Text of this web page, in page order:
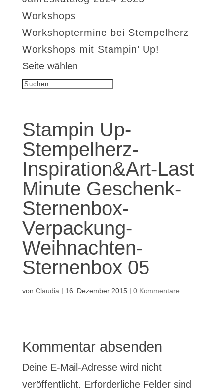
Workshops
Workshoptermine bei Stempelherz
Workshops mit Stampin’ Up!
Seite wählen
Stampin Up-
Stempelherz-
Inspiration&Art-Last
Minute Geschenk-
Sternenbox-
Verpackung-
Weihnachten-
Sternenbox 05
von Claudia | 16. Dezember 2015| 0 Kommentare
Kommentar absenden
Deine E-Mail-Adresse wird nicht
veröffentlicht. Erforderliche Felder sind